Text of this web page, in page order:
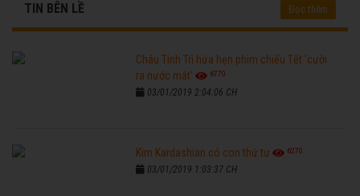
TIN BÊN LỀ Đọc thêm
Châu Tinh Trì hứa hẹn phim chiếu Tết 'cười
ra nước mắt'
6770
03/01/2019 2:04:06 CH
Kim Kardashian có con thứ tư 6270
03/01/2019 1:03:37 CH